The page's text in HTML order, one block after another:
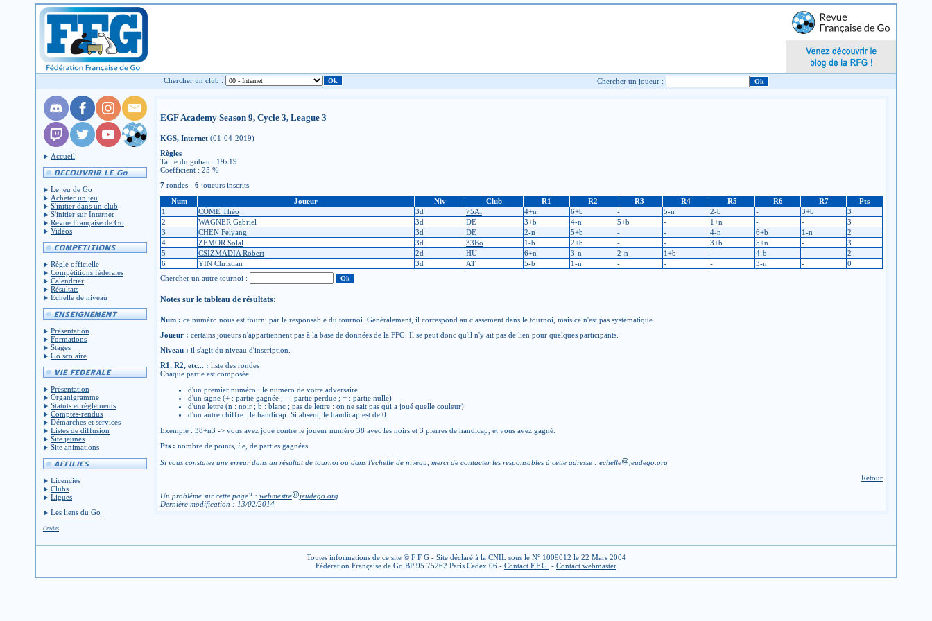
Chercher un club : Chercher un joueur :
Accueil
Le jeu de Go
Acheter un jeu
S'initier dans un club
S'initier sur Internet
Revue Française de Go
Vidéos
Règle officielle
Compétitions fédérales
Calendrier
Résultats
Échelle de niveau
Présentation
Formations
Stages
Go scolaire
Présentation
Organigramme
Statuts et réglements
Comptes-rendus
Démarches et services
Listes de diffusion
Site jeunes
Site animations
Licenciés
Clubs
Ligues
Les liens du Go
Crédits
EGF Academy Season 9, Cycle 3, League 3
KGS, Internet (01-04-2019)
Règles
Taille du goban : 19x19
Coefficient : 25 %
7 rondes - 6 joueurs inscrits
Num
Joueur Niv Club R1 R2 R3 R4 R5 R6 R7
Pts
1
CÔME Théo 3d 75Al 4+n 6+b - 5-n 2-b - 3+b
3
2
WAGNER Gabriel 3d DE 3+b 4-n 5+b - 1+n - -
3
3
CHEN Feiyang 3d DE 2-n 5+b - - 4-n 6+b 1-n
2
4
ZEMOR Solal 3d 33Bo 1-b 2+b - - 3+b 5+n -
3
5
CSIZMADIA Robert 2d HU 6+n 3-n 2-n 1+b - 4-b -
2
6
YIN Christian 3d AT 5-b 1-n - - - 3-n -
0
Chercher un autre tournoi :
Notes sur le tableau de résultats:
Num : ce numéro nous est fourni par le responsable du tournoi. Généralement, il correspond au classement dans le tournoi, mais ce n'est pas systématique.
Joueur : certains joueurs n'appartiennent pas à la base de données de la FFG. Il se peut donc qu'il n'y ait pas de lien pour quelques participants.
Niveau : il s'agit du niveau d'inscription.
R1, R2, etc... : liste des rondes
Chaque partie est composée :
d'un premier numéro : le numéro de votre adversaire
d'un signe (+ : partie gagnée ; - : partie perdue ; = : partie nulle)
d'une lettre (n : noir ; b : blanc ; pas de lettre : on ne sait pas qui a joué quelle couleur)
d'un autre chiffre : le handicap. Si absent, le handicap est de 0
Exemple : 38+n3 -> vous avez joué contre le joueur numéro 38 avec les noirs et 3 pierres de handicap, et vous avez gagné.
Pts : nombre de points, i.e , de parties gagnées
Si vous constatez une erreur dans un résultat de tournoi ou dans l'échelle de niveau, merci de contacter les responsables à cette adresse : echelle
jeudego.org
Retour
Un problème sur cette page? : webmestre
jeudego.org
Dernière modification : 13/02/2014
Toutes informations de ce site © F F G - Site déclaré à la CNIL sous le N° 1009012 le 22 Mars 2004
Fédération Française de Go BP 95 75262 Paris Cedex 06 - Contact F.F.G. - Contact webmaster